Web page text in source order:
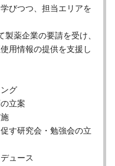
びつつ、担当エリアを
薬企業の要請を受け、
用情報の提供を支援し
グ
立案
す研究会・勉強会の立
ュース